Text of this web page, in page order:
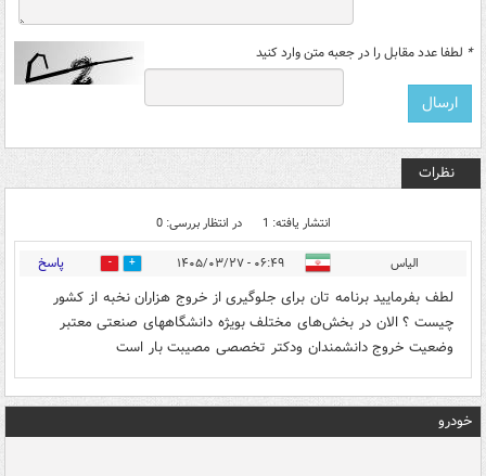
* لطفا عدد مقابل را در جعبه متن وارد کنید
نظرات
انتشار یافته: 1 در انتظار بررسی: 0
الیاس ۰۶:۴۹ - ۱۴۰۵/۰۳/۲۷ 0 پاسخ
لطف بفرمایید برنامه تان برای جلوگیری از خروج هزاران نخبه از کشور
چیست ؟ الان در بخش‌های مختلف بویژه دانشگاههای صنعتی معتبر
وضعیت خروج دانشمندان ودکتر تخصصی مصیبت بار است
خودرو